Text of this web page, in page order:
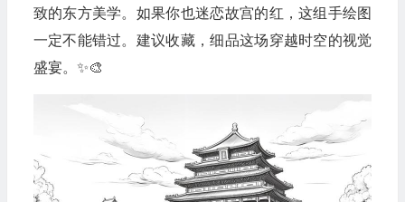
致的东方美学。如果你也迷恋故宫的红，这组手绘图
一定不能错过。建议收藏，细品这场穿越时空的视觉
盛宴。✨🎨